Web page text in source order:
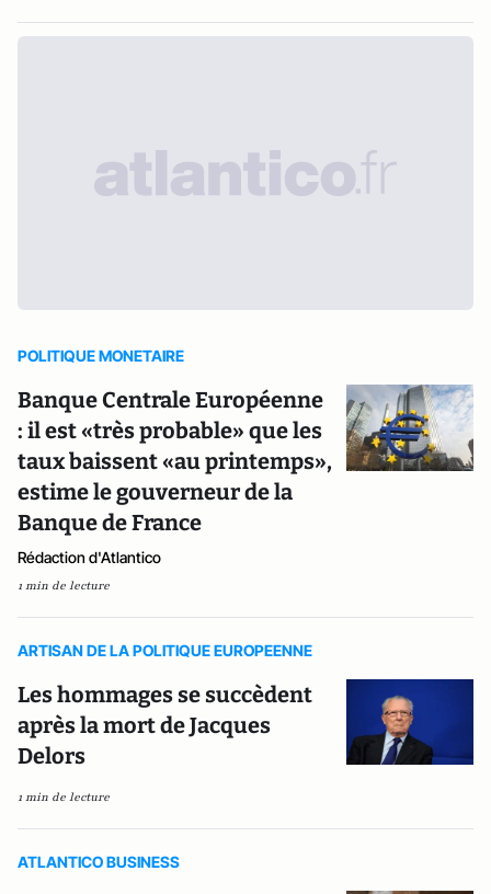
POLITIQUE MONETAIRE
Banque Centrale Européenne
: il est «très probable» que les
taux baissent «au printemps»,
estime le gouverneur de la
Banque de France
Rédaction d'Atlantico
1 min de lecture
ARTISAN DE LA POLITIQUE EUROPEENNE
Les hommages se succèdent
après la mort de Jacques
Delors
1 min de lecture
ATLANTICO BUSINESS